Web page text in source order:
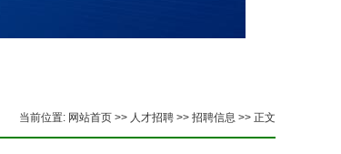
当前位置: 网站首页 >> 人才招聘 >> 招聘信息 >> 正文